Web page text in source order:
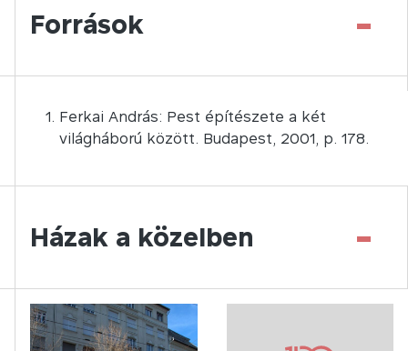
Források -
Ferkai András: Pest építészete a két
világháború között. Budapest, 2001, p. 178.
Házak a közelben -